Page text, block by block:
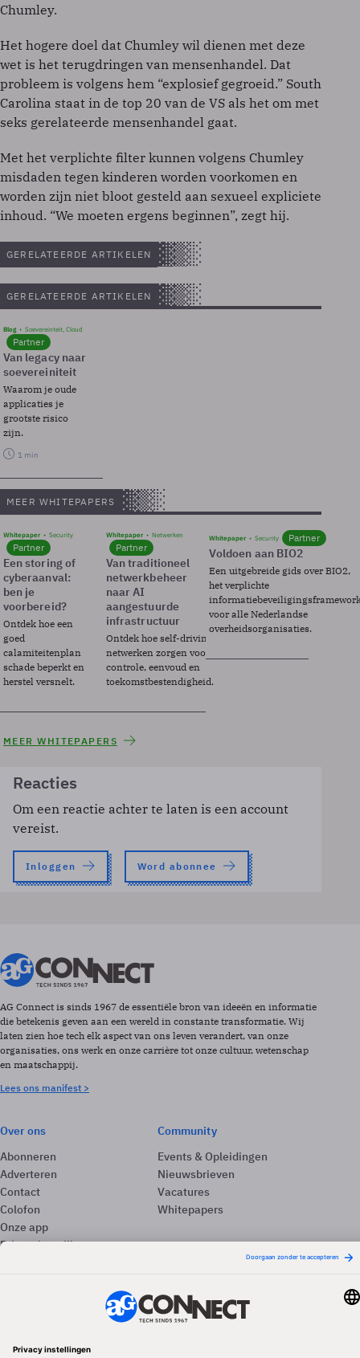
Chumley.
Het hogere doel dat Chumley wil dienen met deze
wet is het terugdringen van mensenhandel. Dat
probleem is volgens hem “explosief gegroeid.” South
Carolina staat in de top 20 van de VS als het om met
seks gerelateerde mensenhandel gaat.
Met het verplichte filter kunnen volgens Chumley
misdaden tegen kinderen worden voorkomen en
worden zijn niet bloot gesteld aan sexueel expliciete
inhoud. “We moeten ergens beginnen”, zegt hij.
GERELATEERDE ARTIKELEN
GERELATEERDE ARTIKELEN
Blog Soevereinteit, Cloud
Partner
Van legacy naar
soevereiniteit
Waarom je oude
applicaties je
grootste risico
zijn.
1 min
MEER WHITEPAPERS
Whitepaper Security
Partner
Een storing of
cyberaanval:
ben je
voorbereid?
Ontdek hoe een
goed
calamiteitenplan
schade beperkt en
herstel versnelt.
Whitepaper Netwerken
Partner
Van traditioneel
netwerkbeheer
naar AI
aangestuurde
infrastructuur
Ontdek hoe self-driving
netwerken zorgen voor
controle, eenvoud en
toekomstbestendigheid.
Whitepaper Security Partner
Voldoen aan BIO2
Een uitgebreide gids over BIO2,
het verplichte
voor alle Nederlandse
overheidsorganisaties.
MEER WHITEPAPERS
Reacties
Om een reactie achter te laten is een account
vereist.
Inloggen Word abonnee
AG Connect is sinds 1967 de essentiële bron van ideeën en informatie
die betekenis geven aan een wereld in constante transformatie. Wij
laten zien hoe tech elk aspect van ons leven verandert, van onze
organisaties, ons werk en onze carrière tot onze cultuur, wetenschap
en maatschappij.
Lees ons manifest >
Over ons
Abonneren
Adverteren
Contact
Colofon
Onze app
Privacyinstellingen
Community
Events & Opleidingen
Nieuwsbrieven
Vacatures
Whitepapers
Redactionele partner